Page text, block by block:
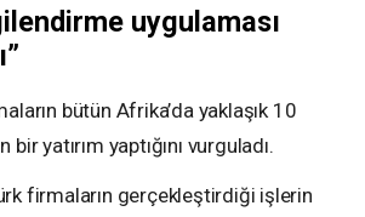
uygulaması
bütün Afrika’da yaklaşık 10
yatırım yaptığını vurguladı.
firmaların gerçekleştirdiği işlerin